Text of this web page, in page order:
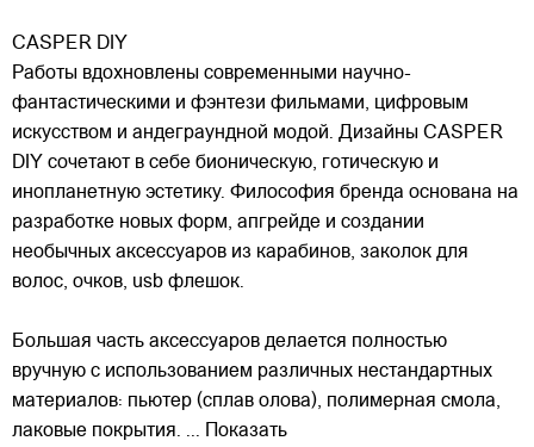
CASPER DIY
Работы вдохновлены современными научно-
фантастическими и фэнтези фильмами, цифровым
искусством и андеграундной модой. Дизайны CASPER
DIY сочетают в себе бионическую, готическую и
инопланетную эстетику. Философия бренда основана на
разработке новых форм, апгрейде и создании
необычных аксессуаров из карабинов, заколок для
волос, очков, usb флешок.
Большая часть аксессуаров делается полностью
вручную с использованием различных нестандартных
материалов: пьютер (сплав олова), полимерная смола,
лаковые покрытия. ... Показать